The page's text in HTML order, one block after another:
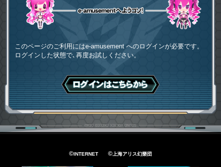
このページのご利用にはe-amusement へのログインが必要です。
ログインした状態で､再度お試しください。
ログインはこちら
©INTERNET ©上海アリス幻樂団